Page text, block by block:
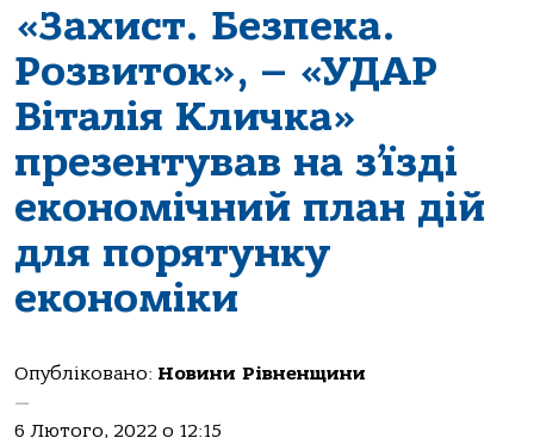
«Захист. Безпека.
Розвиток», – «УДАР
Віталія Кличка»
презентував на з’їзді
економічний план дій
для порятунку
економіки
Опубліковано: Новини Рівненщини
—
6 Лютого, 2022 о 12:15